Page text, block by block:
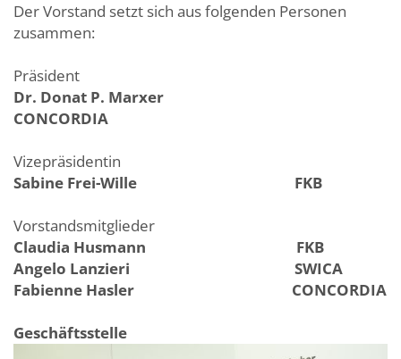
Der Vorstand setzt sich aus folgenden Personen
zusammen:
Präsident
Dr. Donat P. Marxer
CONCORDIA
Vizepräsidentin
Sabine Frei-Wille FKB
Vorstandsmitglieder
Claudia Husmann FKB
Angelo Lanzieri SWICA
Fabienne Hasler CONCORDIA
Geschäftsstelle